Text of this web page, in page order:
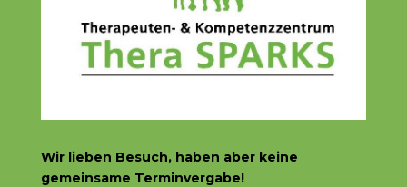
Wir lieben Besuch, haben aberkeine
gemeinsame Terminvergabe!